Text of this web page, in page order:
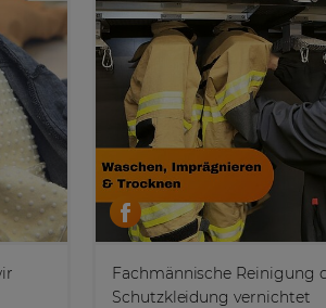
Fachmännische Reinigung
Schutzkleidung vernichtet